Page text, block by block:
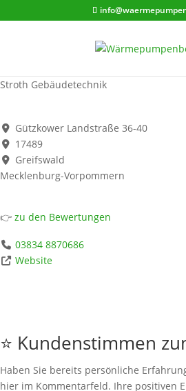
Stroth Gebäudetechnik
Gützkower Landstraße 36-40
17489
Greifswald
Mecklenburg-Vorpommern
👉 zu den Bewertungen
03834 8870686
Website
⭐ Kundenstimmen
Haben Sie bereits persönliche
hier im Kommentarfeld. Ihre positiven